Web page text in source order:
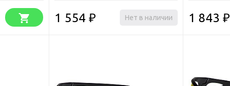
1 554 ₽ Нет в наличии 1 843₽